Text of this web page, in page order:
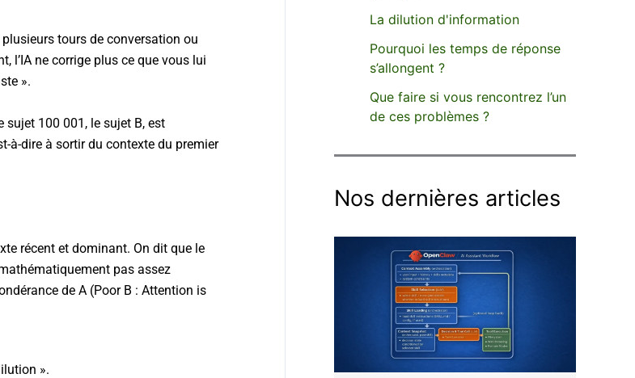
tours de conversation ou
l’IA ne corrige plus ce que vous lui
».
sujet 100 001, le sujet B, est
à-dire à sortir du contexte du premier
récent et dominant. On dit que le
pas assez
de A (Poor B : Attention is
».
La dilution d'information
Pourquoi les temps de réponse
s’allongent ?
Que faire si vous rencontrez l’un
de ces problèmes ?
Nos dernières articles